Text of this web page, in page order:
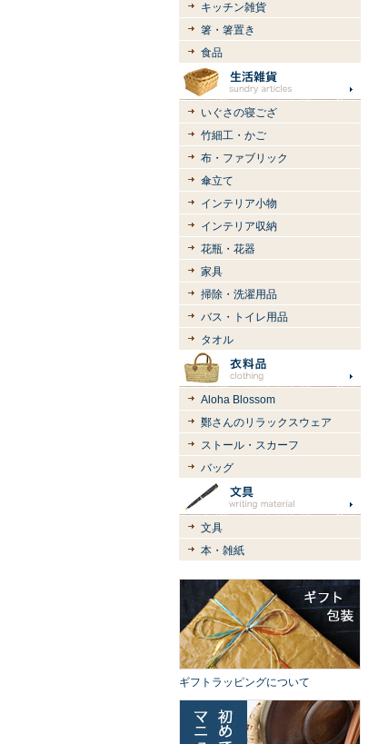
キッチン雑貨
箸・箸置き
食品
いぐさの寝ござ
竹細工・かご
布・ファブリック
傘立て
インテリア小物
インテリア収納
花瓶・花器
家具
掃除・洗濯用品
バス・トイレ用品
タオル
Aloha Blossom
鄭さんのリラックスウェア
ストール・スカーフ
バッグ
文具
本・雑紙
ギフトラッピングについて